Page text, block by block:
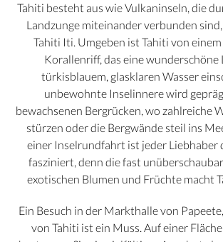
Tahiti besteht aus wie Vulkaninseln, die
Landzunge miteinander verbunden
Tahiti Iti. Umgeben ist Tahiti von
Korallenriff, das eine wunderschöne
türkisblauem, glasklaren Wasser
unbewohnte Inselinnere wird
bewachsenen Bergrücken, wo zahlreiche
stürzen oder die Bergwände steil ins
einer Inselrundfahrt ist jeder Liebhaber
fasziniert, denn die fast
exotischen Blumen und Früchte macht
Ein Besuch in der Markthalle von
von Tahiti ist ein Muss. Auf einer